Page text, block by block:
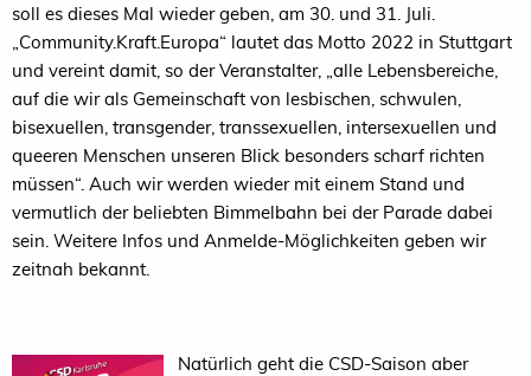
soll es dieses Mal wieder geben, am 30. und 31. Juli.
„Community.Kraft.Europa“ lautet das Motto 2022 in Stuttgart
und vereint damit, so der Veranstalter, „alle Lebensbereiche,
auf die wir als Gemeinschaft von lesbischen, schwulen,
bisexuellen, transgender, transsexuellen, intersexuellen und
queeren Menschen unseren Blick besonders scharf richten
müssen“. Auch wir werden wieder mit einem Stand und
vermutlich der beliebten Bimmelbahn bei der Parade dabei
sein. Weitere Infos und Anmelde-Möglichkeiten geben wir
zeitnah bekannt.
Natürlich geht die CSD-Saison aber